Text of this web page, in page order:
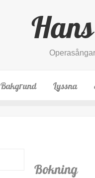
Bakgrund Lyssna
Bokning